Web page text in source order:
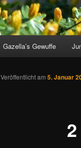
Gazella’s Gewuffe
Veröffentlicht am 5. Januar